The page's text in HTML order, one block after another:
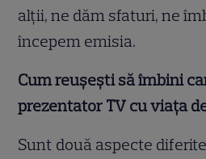
alții, ne dăm sfaturi, ne
începem emisia.
Cum reușești să îmbini
prezentator TV cu viața
Sunt două aspecte